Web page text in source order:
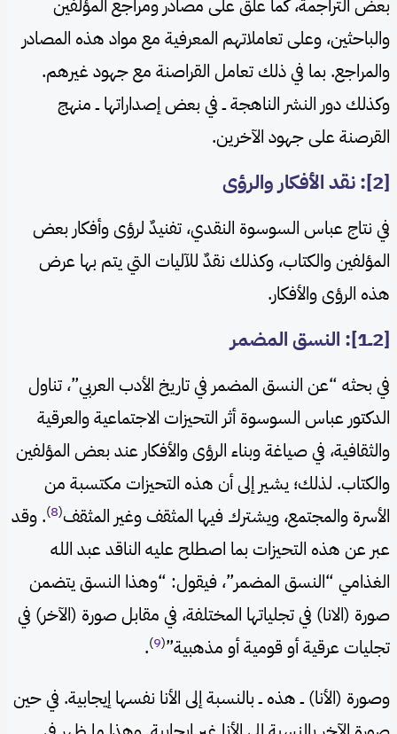
بعض التراجمة، كما علق على مصادر ومراجع المؤلفين
والباحثين، وعلى تعاملاتهم المعرفية مع مواد هذه المصادر
والمراجع. بما في ذلك تعامل القراصنة مع جهود غيرهم.
وكذلك دور النشر الناهجة ــ في بعض إصداراتها ــ منهج
القرصنة على جهود الآخرين.
[2]: نقد الأفكار والرؤى
في نتاج عباس السوسوة النقدي، تفنيدٌ لرؤى وأفكار بعض
المؤلفين والكتاب، وكذلك نقدٌ للآليات التي يتم بها عرض
هذه الرؤى والأفكار.
[2ــ1]: النسق المضمر
في بحثه “عن النسق المضمر في تاريخ الأدب العربي”، تناول
الدكتور عباس السوسوة أثر التحيزات الاجتماعية والعرقية
والثقافية، في صياغة وبناء الرؤى والأفكار عند بعض المؤلفين
والكتاب. لذلك؛ يشير إلى أن هذه التحيزات مكتسبة من
الأسرة والمجتمع، ويشترك فيها المثقف وغير المثقف(
8
). وقد
عبر عن هذه التحيزات بما اصطلح عليه الناقد عبد الله
الغذامي “النسق المضمر”، فيقول: “وهذا النسق يتضمن
صورة (الانا) في تجلياتها المختلفة، في مقابل صورة (الآخر) في
تجليات عرقية أو قومية أو مذهبية”(
9
)
.
وصورة (الأنا) ــ هذه ــ بالنسبة إلى الأنا نفسها إيجابية. في حين